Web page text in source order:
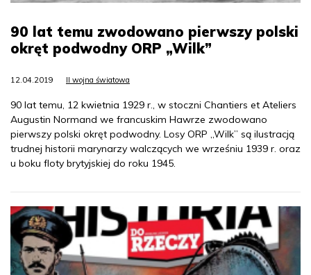
90 lat temu zwodowano pierwszy polski
okręt podwodny ORP „Wilk”
12.04.2019 II wojna światowa
90 lat temu, 12 kwietnia 1929 r., w stoczni Chantiers et Ateliers
Augustin Normand we francuskim Hawrze zwodowano
pierwszy polski okręt podwodny. Losy ORP „Wilk” są ilustracją
trudnej historii marynarzy walczących we wrześniu 1939 r. oraz
u boku floty brytyjskiej do roku 1945.